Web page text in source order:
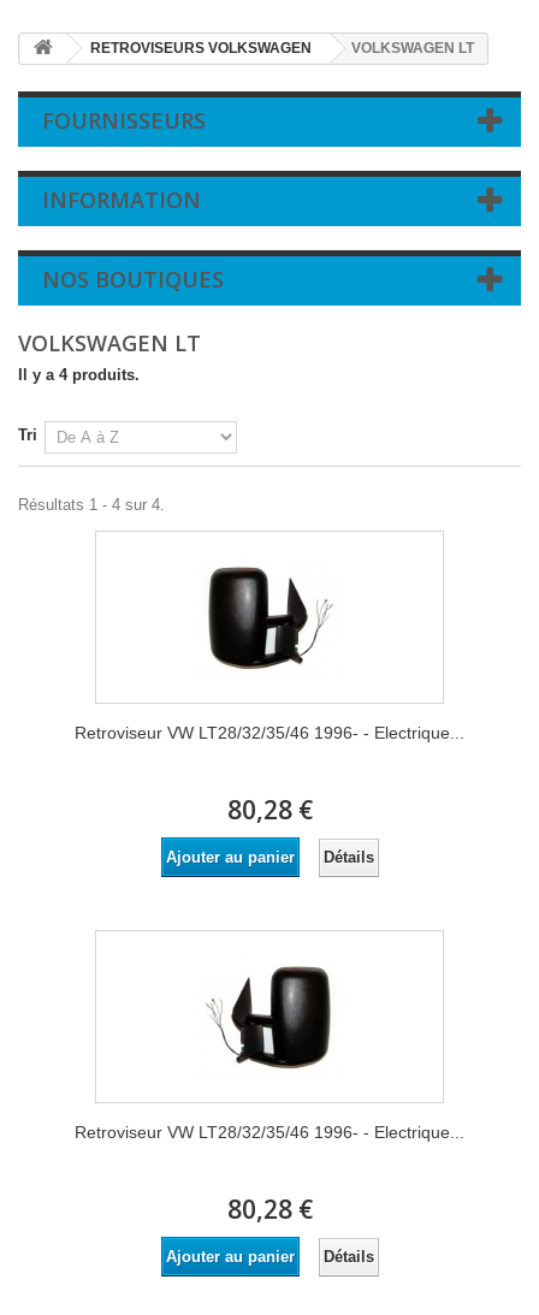
RETROVISEURS VOLKSWAGEN VOLKSWAGEN LT
FOURNISSEURS
INFORMATION
NOS BOUTIQUES
VOLKSWAGEN LT
Il y a 4 produits.
Tri
Résultats 1 - 4 sur 4.
Retroviseur VW LT28/32/35/46 1996- - Electrique...
80,28 €
Ajouter au panier Détails
Retroviseur VW LT28/32/35/46 1996- - Electrique...
80,28 €
Ajouter au panier Détails